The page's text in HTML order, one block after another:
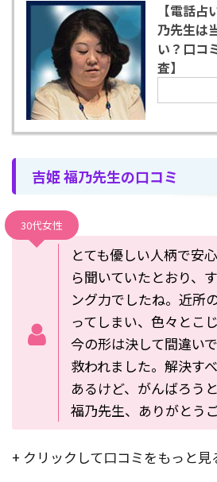
【電話
乃先生は
い？口コ
査】
吉姫 福乃先生の口コミ
30代女性
とても優しい人柄で安
ら聞いていたとおり、
ング力でしたね。近所
ってしまい、色々とこ
今の形は決して間違い
救われました。解決す
あるけど、がんばろう
福乃先生、ありがとう
+ クリックして口コミをもっと見